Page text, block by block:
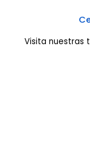
Visita nuestras